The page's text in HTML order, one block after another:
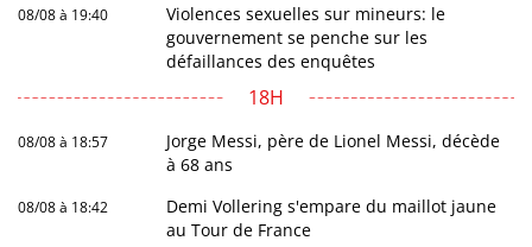
08/08 à 19:40
Violences sexuelles sur mineurs: le
gouvernement se penche sur les
défaillances des enquêtes
18H
08/08 à 18:57
Jorge Messi, père de Lionel Messi, décède
à 68 ans
08/08 à 18:42
Demi Vollering s'empare du maillot jaune
au Tour de France